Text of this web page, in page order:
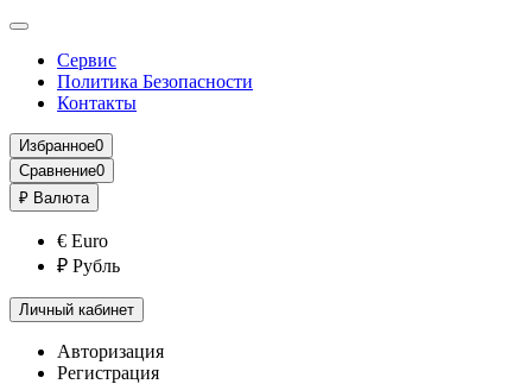
Сервис
Политика Безопасности
Контакты
Избранное0
Сравнение0
₽ Валюта
€ Euro
₽ Рубль
Личный кабинет
Авторизация
Регистрация